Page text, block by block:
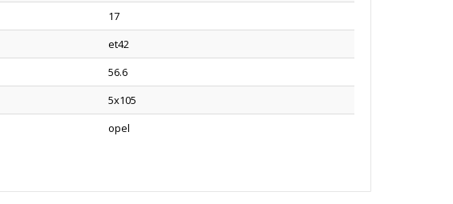
17
et42
56.6
5x105
opel